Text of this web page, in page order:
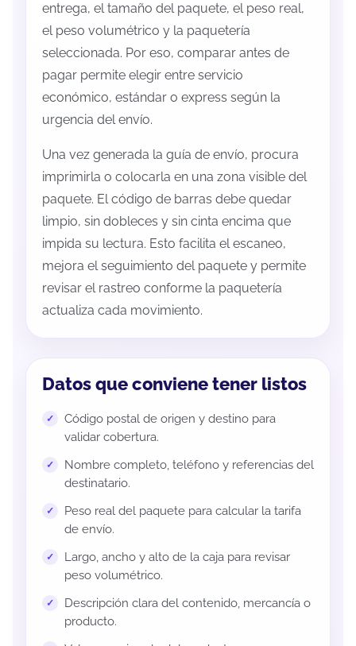
entrega, el tamaño del paquete, el peso real,
el peso volumétrico y la paquetería
seleccionada. Por eso, comparar antes de
pagar permite elegir entre servicio
económico, estándar o express según la
urgencia del envío.
Una vez generada la guía de envío, procura
imprimirla o colocarla en una zona visible del
paquete. El código de barras debe quedar
limpio, sin dobleces y sin cinta encima que
impida su lectura. Esto facilita el escaneo,
mejora el seguimiento del paquete y permite
revisar el rastreo conforme la paquetería
actualiza cada movimiento.
Datos que conviene tener listos
Código postal de origen y destino para
validar cobertura.
Nombre completo, teléfono y referencias del
destinatario.
Peso real del paquete para calcular la tarifa
de envío.
Largo, ancho y alto de la caja para revisar
peso volumétrico.
Descripción clara del contenido, mercancía o
producto.